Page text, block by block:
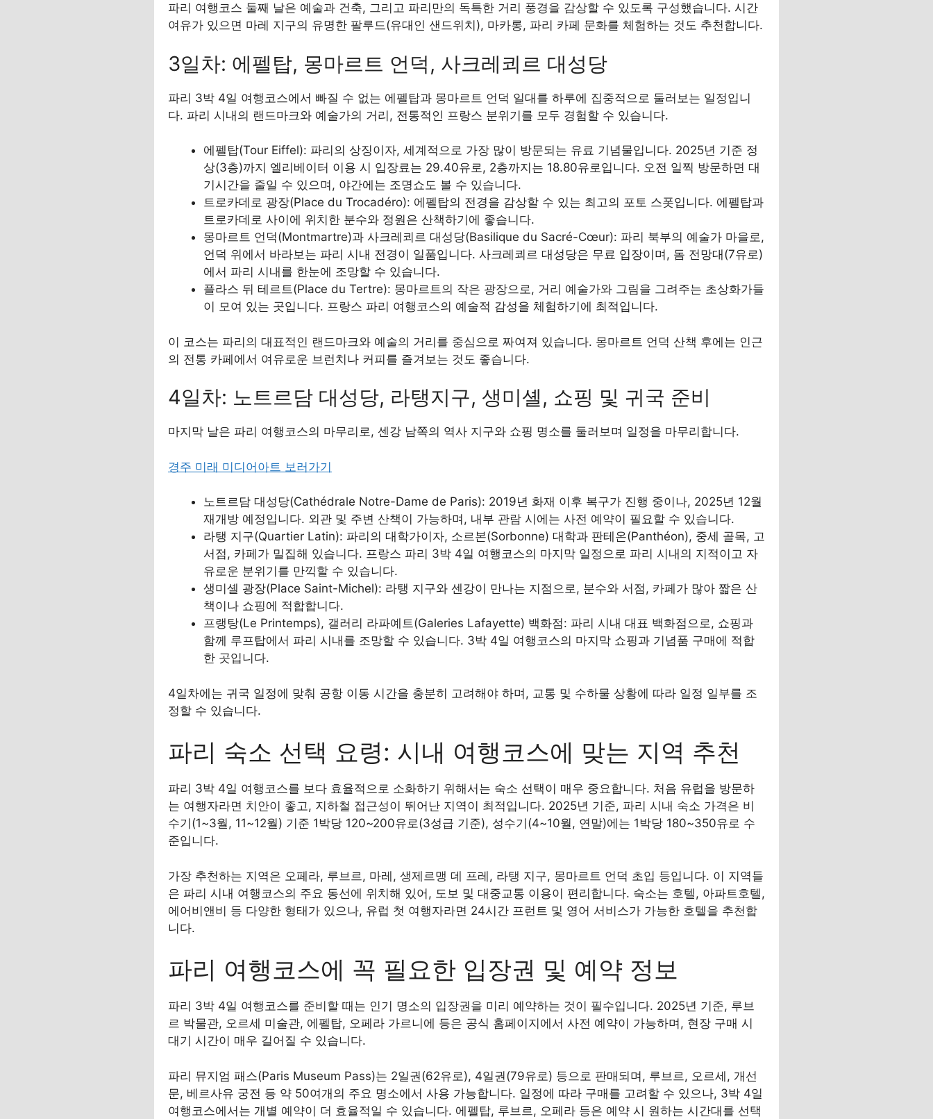
파리 여행코스 둘째 날은 예술과 건축, 그리고 파리만의 독특한 거리 풍경을 감상할 수 있도록 구성했습니다. 시간
여유가 있으면 마레 지구의 유명한 팔루드(유대인 샌드위치), 마카롱, 파리 카페 문화를 체험하는 것도 추천합니다.
3일차: 에펠탑, 몽마르트 언덕, 사크레쾨르 대성당
파리 3박 4일 여행코스에서 빠질 수 없는 에펠탑과 몽마르트 언덕 일대를 하루에 집중적으로 둘러보는 일정입니
다. 파리 시내의 랜드마크와 예술가의 거리, 전통적인 프랑스 분위기를 모두 경험할 수 있습니다.
에펠탑(Tour Eiffel): 파리의 상징이자, 세계적으로 가장 많이 방문되는 유료 기념물입니다. 2025년 기준 정
상(3층)까지 엘리베이터 이용 시 입장료는 29.40유로, 2층까지는 18.80유로입니다. 오전 일찍 방문하면 대
기시간을 줄일 수 있으며, 야간에는 조명쇼도 볼 수 있습니다.
트로카데로 광장(Place du Trocadéro): 에펠탑의 전경을 감상할 수 있는 최고의 포토 스폿입니다. 에펠탑과
트로카데로 사이에 위치한 분수와 정원은 산책하기에 좋습니다.
몽마르트 언덕(Montmartre)과 사크레쾨르 대성당(Basilique du Sacré-Cœur): 파리 북부의 예술가 마을로,
언덕 위에서 바라보는 파리 시내 전경이 일품입니다. 사크레쾨르 대성당은 무료 입장이며, 돔 전망대(7유로)
에서 파리 시내를 한눈에 조망할 수 있습니다.
플라스 뒤 테르트(Place du Tertre): 몽마르트의 작은 광장으로, 거리 예술가와 그림을 그려주는 초상화가들
이 모여 있는 곳입니다. 프랑스 파리 여행코스의 예술적 감성을 체험하기에 최적입니다.
이 코스는 파리의 대표적인 랜드마크와 예술의 거리를 중심으로 짜여져 있습니다. 몽마르트 언덕 산책 후에는 인근
의 전통 카페에서 여유로운 브런치나 커피를 즐겨보는 것도 좋습니다.
4일차: 노트르담 대성당, 라탱지구, 생미셸, 쇼핑 및 귀국 준비
마지막 날은 파리 여행코스의 마무리로, 센강 남쪽의 역사 지구와 쇼핑 명소를 둘러보며 일정을 마무리합니다.
경주 미래 미디어아트 보러가기
노트르담 대성당(Cathédrale Notre-Dame de Paris): 2019년 화재 이후 복구가 진행 중이나, 2025년 12월
재개방 예정입니다. 외관 및 주변 산책이 가능하며, 내부 관람 시에는 사전 예약이 필요할 수 있습니다.
라탱 지구(Quartier Latin): 파리의 대학가이자, 소르본(Sorbonne) 대학과 판테온(Panthéon), 중세 골목, 고
서점, 카페가 밀집해 있습니다. 프랑스 파리 3박 4일 여행코스의 마지막 일정으로 파리 시내의 지적이고 자
유로운 분위기를 만끽할 수 있습니다.
생미셸 광장(Place Saint-Michel): 라탱 지구와 센강이 만나는 지점으로, 분수와 서점, 카페가 많아 짧은 산
책이나 쇼핑에 적합합니다.
프랭탕(Le Printemps), 갤러리 라파예트(Galeries Lafayette) 백화점: 파리 시내 대표 백화점으로, 쇼핑과
함께 루프탑에서 파리 시내를 조망할 수 있습니다. 3박 4일 여행코스의 마지막 쇼핑과 기념품 구매에 적합
한 곳입니다.
4일차에는 귀국 일정에 맞춰 공항 이동 시간을 충분히 고려해야 하며, 교통 및 수하물 상황에 따라 일정 일부를 조
정할 수 있습니다.
파리 숙소 선택 요령: 시내 여행코스에 맞는 지역 추천
파리 3박 4일 여행코스를 보다 효율적으로 소화하기 위해서는 숙소 선택이 매우 중요합니다. 처음 유럽을 방문하
는 여행자라면 치안이 좋고, 지하철 접근성이 뛰어난 지역이 최적입니다. 2025년 기준, 파리 시내 숙소 가격은 비
수기(1~3월, 11~12월) 기준 1박당 120~200유로(3성급 기준), 성수기(4~10월, 연말)에는 1박당 180~350유로 수
준입니다.
가장 추천하는 지역은 오페라, 루브르, 마레, 생제르맹 데 프레, 라탱 지구, 몽마르트 언덕 초입 등입니다. 이 지역들
은 파리 시내 여행코스의 주요 동선에 위치해 있어, 도보 및 대중교통 이용이 편리합니다. 숙소는 호텔, 아파트호텔,
에어비앤비 등 다양한 형태가 있으나, 유럽 첫 여행자라면 24시간 프런트 및 영어 서비스가 가능한 호텔을 추천합
니다.
파리 여행코스에 꼭 필요한 입장권 및 예약 정보
파리 3박 4일 여행코스를 준비할 때는 인기 명소의 입장권을 미리 예약하는 것이 필수입니다. 2025년 기준, 루브
르 박물관, 오르세 미술관, 에펠탑, 오페라 가르니에 등은 공식 홈페이지에서 사전 예약이 가능하며, 현장 구매 시
대기 시간이 매우 길어질 수 있습니다.
파리 뮤지엄 패스(Paris Museum Pass)는 2일권(62유로), 4일권(79유로) 등으로 판매되며, 루브르, 오르세, 개선
문, 베르사유 궁전 등 약 50여개의 주요 명소에서 사용 가능합니다. 일정에 따라 구매를 고려할 수 있으나, 3박 4일
여행코스에서는 개별 예약이 더 효율적일 수 있습니다. 에펠탑, 루브르, 오페라 등은 예약 시 원하는 시간대를 선택